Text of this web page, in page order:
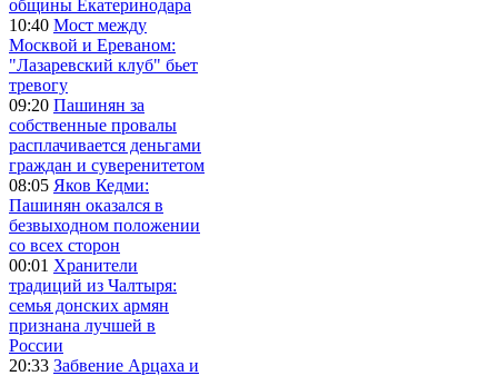
общины Екатеринодара
10:40 Мост между
Москвой и Ереваном:
"Лазаревский клуб" бьет
тревогу
09:20 Пашинян за
собственные провалы
расплачивается деньгами
граждан и суверенитетом
08:05 Яков Кедми:
Пашинян оказался в
безвыходном положении
со всех сторон
00:01 Хранители
традиций из Чалтыря:
семья донских армян
признана лучшей в
России
20:33 Забвение Арцаха и